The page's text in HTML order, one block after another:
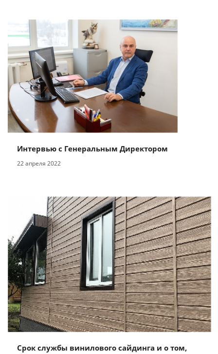
Интервью с Генеральным Директором
22 апреля 2022
Срок службы винилового сайдинга и о том,